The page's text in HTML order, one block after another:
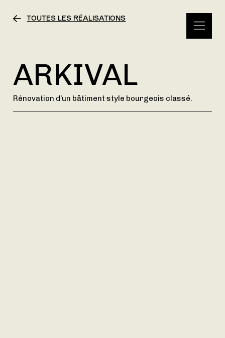
TOUTES LES RÉALISATIONS
ARKIVAL
Rénovation d’un bâtiment style bourgeois classé.